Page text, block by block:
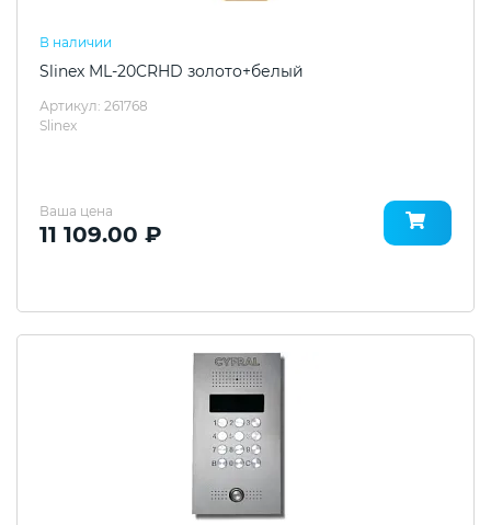
В наличии
Slinex ML-20CRHD золото+белый
Артикул: 261768
Slinex
Ваша цена
11 109.00 ₽